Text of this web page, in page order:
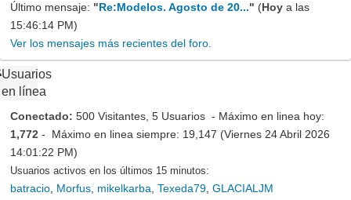
Último mensaje: "Re:Modelos. Agosto de 20..." (Hoy a las
15:46:14 PM)
Ver los mensajes más recientes del foro.
Usuarios
en línea
Conectado: 500 Visitantes, 5 Usuarios - Máximo en linea hoy:
1,772 - Máximo en linea siempre: 19,147 (Viernes 24 Abril 2026
14:01:22 PM)
Usuarios activos en los últimos 15 minutos:
batracio Morfus mikelkarba Texeda79 GLACIALJM